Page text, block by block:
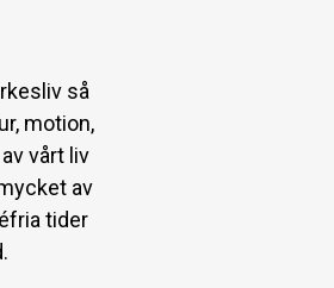
så
motion,
vårt liv
av
tider